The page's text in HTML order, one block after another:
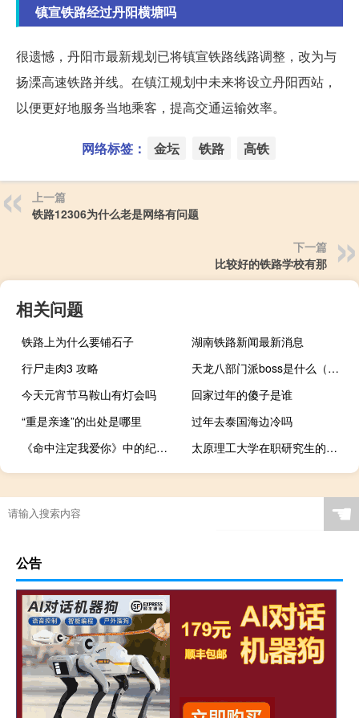
镇宣铁路经过丹阳横塘吗
很遗憾，丹阳市最新规划已将镇宣铁路线路调整，改为与
扬溧高速铁路并线。在镇江规划中未来将设立丹阳西站，
以便更好地服务当地乘客，提高交通运输效率。
网络标签： 金坛 铁路 高铁
上一篇
铁路12306为什么老是网络有问题
下一篇
比较好的铁路学校有那
相关问题
铁路上为什么要铺石子
湖南铁路新闻最新消息
行尸走肉3 攻略
天龙八部门派boss是什么（天龙八部门派boss）
今天元宵节马鞍山有灯会吗
回家过年的傻子是谁
“重是亲逢”的出处是哪里
过年去泰国海边冷吗
《命中注定我爱你》中的纪宝贝去世：拍戏的时候是1岁
太原理工大学在职研究生的报考形式只有专业硕士吗
☚
公告